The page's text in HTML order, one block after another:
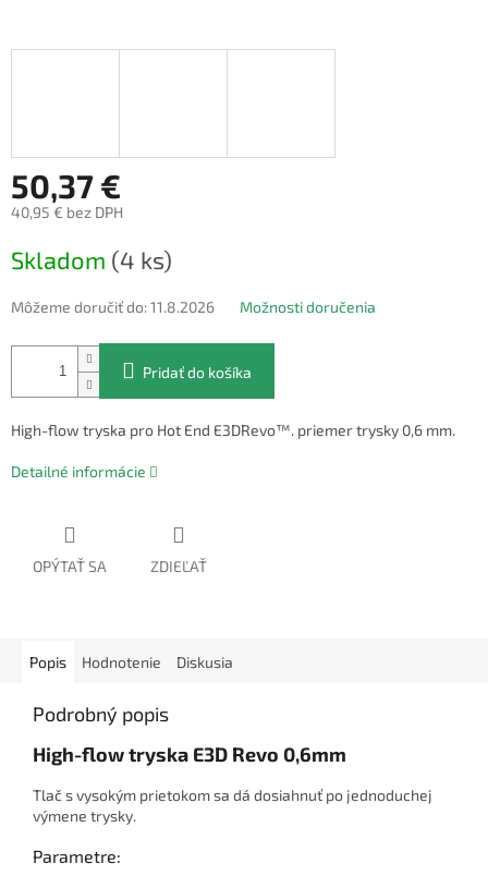
50,37 €
40,95 € bez DPH
cena:
Skladom (4 ks)
Môžeme doručiť do:11.8.2026 Možnosti doručenia
Pridať do košíka
High-flow tryska pro Hot End E3DRevo™. priemer trysky 0,6 mm.
Detailné informácie
OPÝTAŤ SA ZDIEĽAŤ
Popis Hodnotenie Diskusia
Podrobný popis
High-flow tryska E3D Revo 0,6mm
Tlač s vysokým prietokom sa dá dosiahnuť po jednoduchej
výmene trysky.
Parametre: